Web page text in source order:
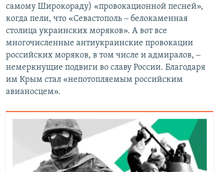
самому Широкораду) «провокационной песней»,
когда пели, что «Севастополь ‒ белокаменная
столица украинских моряков». А вот все
многочисленные антиукраинские провокации
российских моряков, в том числе и адмиралов, ‒
немеркнущие подвиги во славу России. Благодаря
им Крым стал «непотопляемым российским
авианосцем».